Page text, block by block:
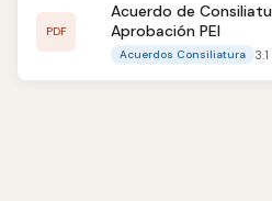
PDF
Acuerdo de
Aprobación PEI
Acuerdos Consiliatura